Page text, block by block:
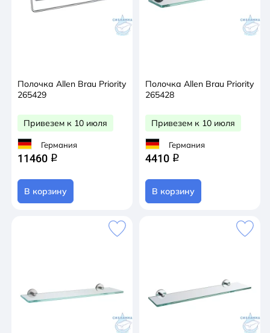
Полочка Allen Brau Priority
265429
Привезем к 10 июля
Германия
11460 q
В корзину
Полочка Allen Brau Priority
265428
Привезем к 10 июля
Германия
4410 q
В корзину